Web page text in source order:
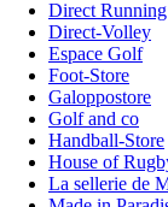
Direct Running
Direct-Volley
Espace Golf
Foot-Store
Galoppostore
Golf and co
Handball-Store
House of
La sellerie de